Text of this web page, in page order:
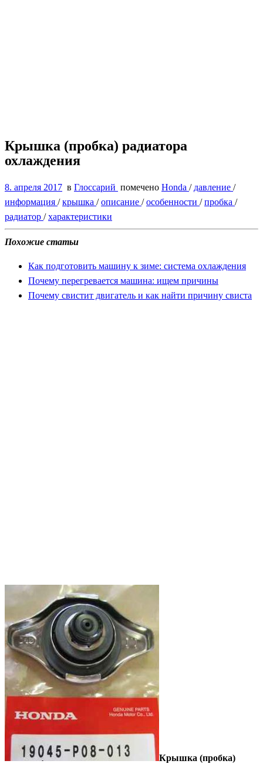
Крышка (пробка) радиатора
охлаждения
8. апреля 2017 в Глоссарий помечено Honda / давление /
информация /крышка /описание /особенности /пробка /
радиатор /характеристики
Похожие статьи
Как подготовить машину к зиме: система охлаждения
Почему перегревается машина: ищем причины
Почему свистит двигатель и как найти причину свиста
Крышка (пробка)